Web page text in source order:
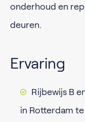
onderhoud en
deuren.
Ervaring
Rijbewijs B
in Rotterdam